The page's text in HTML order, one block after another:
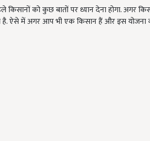
किसानों को कुछ बातों पर ध्यान देना होगा. अगर
ऐसे में अगर आप भी एक किसान हैं और इस योजना